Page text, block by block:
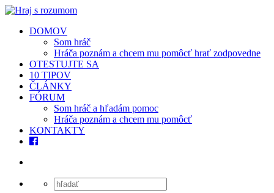
DOMOV
Som hráč
Hráča poznám a chcem mu pomôcť hrať zodpovedne
OTESTUJTE SA
10 TIPOV
ČLÁNKY
FÓRUM
Som hráč a hľadám pomoc
Hráča poznám a chcem mu pomôcť
KONTAKTY